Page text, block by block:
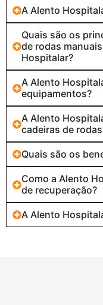
A Alento
Quais são os
de rodas
Hospitalar?
A Alento
equipamentos?
A Alento
cadeiras de
Quais são os
Como a Alento
de recuperação?
A Alento